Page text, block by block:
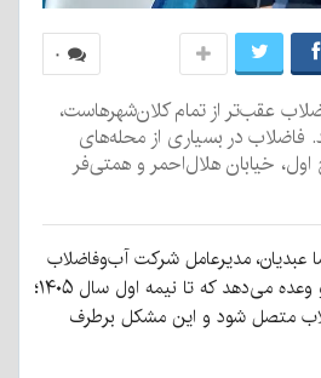
۰
عقب‌تر از تمام کلان‌شهرهاست،
تنها ۱۶ درصد. فاضلاب در بسیاری از محله‌های
خیابان هلال‌احمر و همتی‌فر
عبدیان، مدیرعامل شرکت آب‌وفاضلاب
کرمان در پاسخ به کرمان‌نو وعده می‌دهد که تا نیمه اول سال ۱۴۰۵؛
متصل شود و این مشکل برطرف